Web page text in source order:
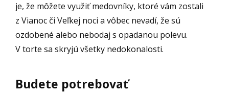
je, že môžete využiť medovníky, ktoré vám zostali
z Vianoc či Veľkej noci a vôbec nevadí, že sú
ozdobené alebo nebodaj s opadanou polevu.
V torte sa skryjú všetky nedokonalosti.
Budete potrebovať